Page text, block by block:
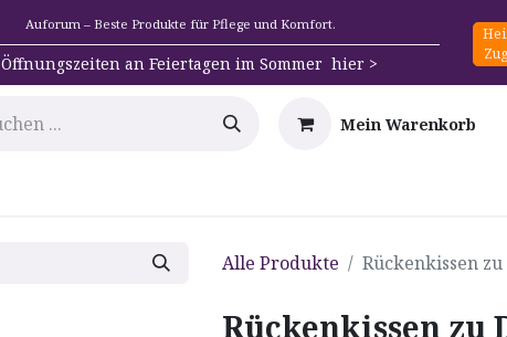
Auforum – Beste Produkte für Pflege und Komfort.
Öffnungszeiten an Feiertagen im Sommer hier >
Mein Warenkorb
Alle Produkte Rückenkissen
Rückenkissen zu